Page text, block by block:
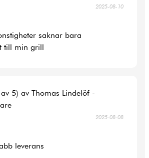
2025-08-10
saknar bara
till min grill
5) av Thomas Lindelöf -
2025-08-08
leverans